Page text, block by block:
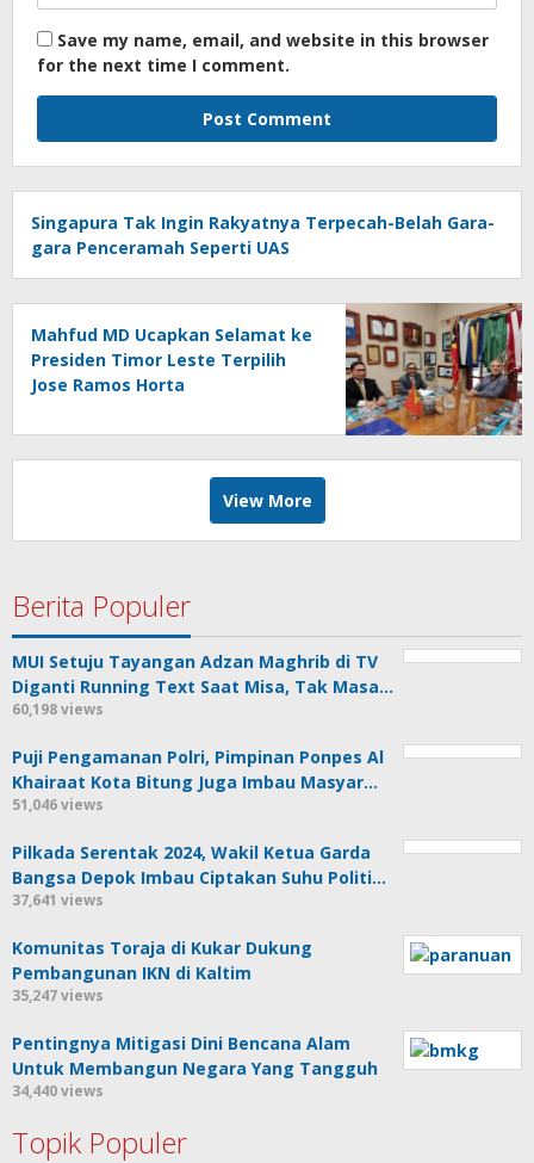
Save my name, email, and website in this browser
for the next time I comment.
Singapura Tak Ingin Rakyatnya Terpecah-Belah Gara-
gara Penceramah Seperti UAS
Mahfud MD Ucapkan Selamat ke
Presiden Timor Leste Terpilih
Jose Ramos Horta
View More
Berita Populer
MUI Setuju Tayangan Adzan Maghrib di TV
Diganti Running Text Saat Misa, Tak Masa…
60,198 views
Puji Pengamanan Polri, Pimpinan Ponpes Al
Khairaat Kota Bitung Juga Imbau Masyar…
51,046 views
Pilkada Serentak 2024, Wakil Ketua Garda
Bangsa Depok Imbau Ciptakan Suhu Politi…
37,641 views
Komunitas Toraja di Kukar Dukung
Pembangunan IKN di Kaltim
35,247 views
Pentingnya Mitigasi Dini Bencana Alam
Untuk Membangun Negara Yang Tangguh
34,440 views
Topik Populer